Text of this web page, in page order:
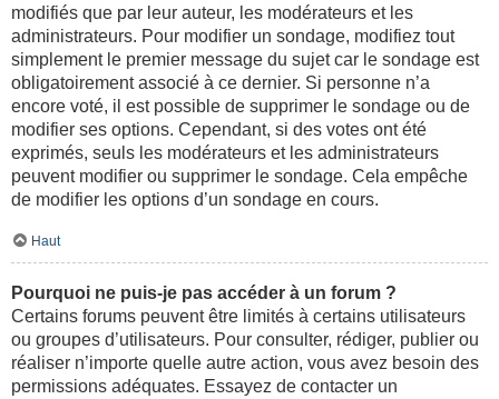
modifiés que par leur auteur, les modérateurs et les
administrateurs. Pour modifier un sondage, modifiez tout
simplement le premier message du sujet car le sondage est
obligatoirement associé à ce dernier. Si personne n’a
encore voté, il est possible de supprimer le sondage ou de
modifier ses options. Cependant, si des votes ont été
exprimés, seuls les modérateurs et les administrateurs
peuvent modifier ou supprimer le sondage. Cela empêche
de modifier les options d’un sondage en cours.
Haut
Pourquoi ne puis-je pas accéder à un forum ?
Certains forums peuvent être limités à certains utilisateurs
ou groupes d’utilisateurs. Pour consulter, rédiger, publier ou
réaliser n’importe quelle autre action, vous avez besoin des
permissions adéquates. Essayez de contacter un